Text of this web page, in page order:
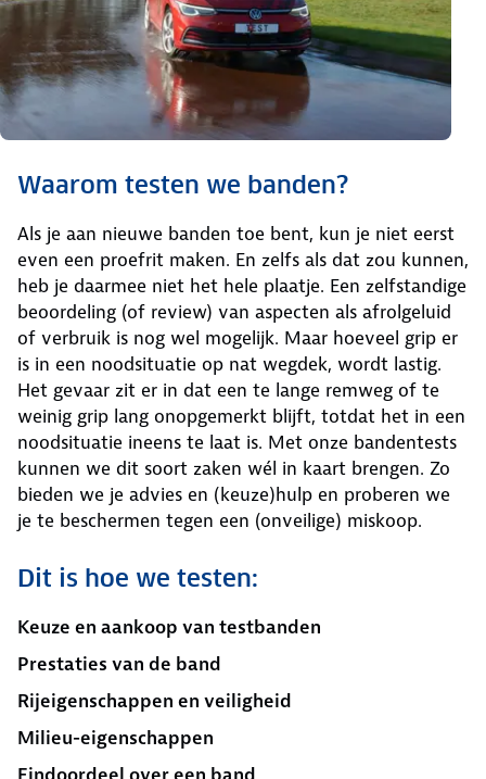
Waarom testen we banden?
Als je aan nieuwe banden toe bent, kun je niet eerst
even een proefrit maken. En zelfs als dat zou kunnen,
heb je daarmee niet het hele plaatje. Een zelfstandige
beoordeling (of review) van aspecten als afrolgeluid
of verbruik is nog wel mogelijk. Maar hoeveel grip er
is in een noodsituatie op nat wegdek, wordt lastig.
Het gevaar zit er in dat een te lange remweg of te
weinig grip lang onopgemerkt blijft, totdat het in een
noodsituatie ineens te laat is. Met onze bandentests
kunnen we dit soort zaken wél in kaart brengen. Zo
bieden we je advies en (keuze)hulp en proberen we
je te beschermen tegen een (onveilige) miskoop.
Dit is hoe we testen:
Keuze en aankoop van testbanden
Prestaties van de band
Rijeigenschappen en veiligheid
Milieu-eigenschappen